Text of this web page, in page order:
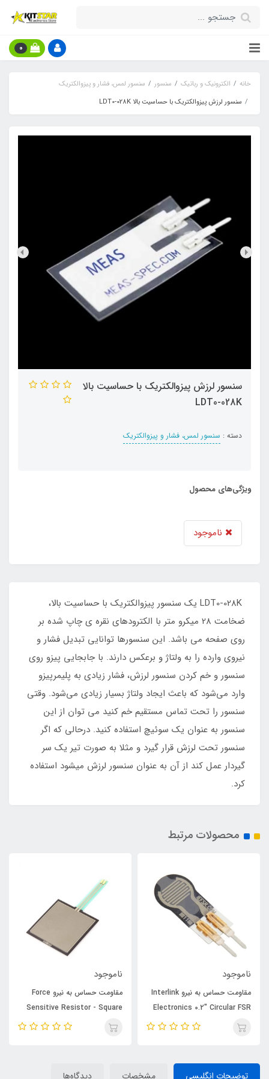
0
خانه الکترونیک و رباتیک سنسور
سنسور لمس، فشار و پیزوالکتریک
سنسور لرزش پیزوالکتریک با حساسیت بالا LDT0-028K
سنسور لرزش پیزوالکتریک با حساسیت بالا
LDT0-028K
دسته : سنسور لمس، فشار و پیزوالکتریک
ویژگی‌های محصول
ناموجود
LDT0-028K یک سنسور پیزوالکتریک با حساسیت بالا،
ضخامت 28 میکرو متر با الکترودهای نقره ی چاپ شده بر
روی صفحه می باشد. این سنسورها توانایی تبدیل فشار و
نیروی وارده را به ولتاژ و برعکس دارند. با جابجایی پیزو روی
سنسور و خم کردن سنسور لرزش، فشار زیادی به پلیمرپیزو
وارد می‌شود که باعث ایجاد ولتاژ بسیار زیادی می‌شود. وقتی
سنسور را تحت تماس مستقیم خم کنید می توان از این
سنسور به عنوان یک سوئیچ استفاده کنید. درحالی که اگر
سنسور تحت لرزش قرار گیرد و مثلا به صورت تیر یک سر
گیردار عمل کند از آن به عنوان سنسور لرزش میشود استفاده
کرد.
محصولات مرتبط
ناموجود
مقاومت حساس به نیرو Interlink
Electronics 0.2" Circular FSR
(Short)
ناموجود
مقاومت حساس به نیرو Force
Sensitive Resistor - Square
توضیحات انگلیسی مشخصات دیدگاه‌ها